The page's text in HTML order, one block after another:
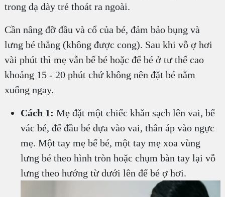
trong dạ dày trẻ thoát ra ngoài.
Cần nâng đỡ đầu và cổ của bé, đảm bảo bụng và
lưng bé thẳng (không được cong). Sau khi vỗ ợ hơi
vài phút thì mẹ vẫn bế bé hoặc để bé ở tư thế cao
khoảng 15 - 20 phút chứ không nên đặt bé nằm
xuống ngay.
Cách 1: Mẹ đặt một chiếc khăn sạch lên vai, bế
vác bé, để đầu bé dựa vào vai, thân áp vào ngực
mẹ. Một tay mẹ bế bé, một tay mẹ xoa vùng
lưng bé theo hình tròn hoặc chụm bàn tay lại vỗ
lưng theo hướng từ dưới lên để bé ợ hơi.